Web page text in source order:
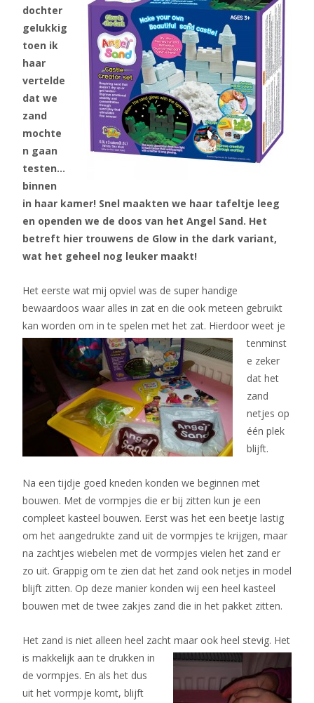
dochter
gelukkig
toen ik
haar
vertelde
dat we
zand
mochte
n gaan
testen…
binnen
in haar kamer! Snel maakten we haar tafeltje leeg
en openden we de doos van het Angel Sand. Het
betreft hier trouwens de Glow in the dark variant,
wat het geheel nog leuker maakt!
Het eerste wat mij opviel was de super handige
bewaardoos waar alles in zat en die ook meteen gebruikt
kan worden om in te spelen met het zat. Hierdoor weet je
tenminst
e zeker
dat het
zand
netjes op
één plek
blijft.
Na een tijdje goed kneden konden we beginnen met
bouwen. Met de vormpjes die er bij zitten kun je een
compleet kasteel bouwen. Eerst was het een beetje lastig
om het aangedrukte zand uit de vormpjes te krijgen, maar
na zachtjes wiebelen met de vormpjes vielen het zand er
zo uit. Grappig om te zien dat het zand ook netjes in model
blijft zitten. Op deze manier konden wij een heel kasteel
bouwen met de twee zakjes zand die in het pakket zitten.
Het zand is niet alleen heel zacht maar ook heel stevig. Het
is makkelijk aan te drukken in
de vormpjes. En als het dus
uit het vormpje komt, blijft